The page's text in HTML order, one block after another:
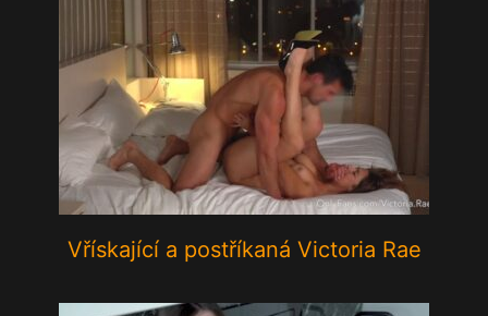
Vřískající a postříkaná Victoria Rae